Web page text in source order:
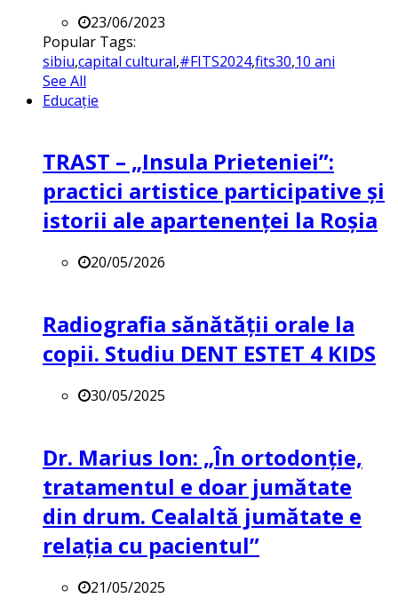
23/06/2023
Popular Tags:
sibiu,capital cultural,#FITS2024,fits30,10 ani
See All
Educație
TRAST – „Insula Prieteniei”:
practici artistice participative și
istorii ale apartenenței la Roșia
20/05/2026
Radiografia sănătății orale la
copii. Studiu DENT ESTET 4 KIDS
30/05/2025
Dr. Marius Ion: „În ortodonție,
tratamentul e doar jumătate
din drum. Cealaltă jumătate e
relația cu pacientul”
21/05/2025